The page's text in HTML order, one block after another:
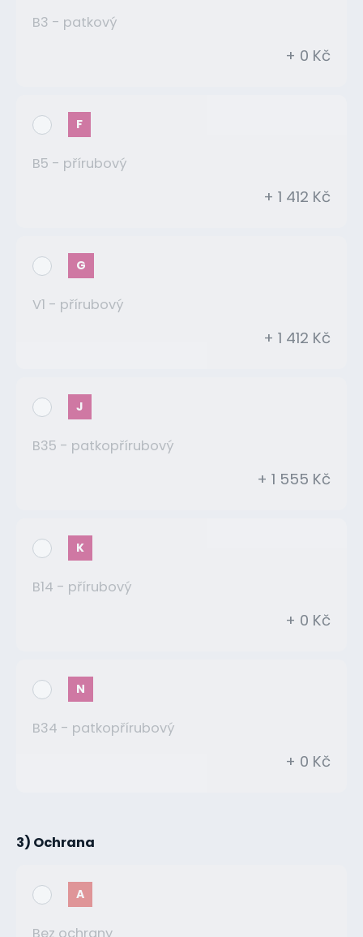
B3 - patkový
+ 0 Kč
F
B5 - přírubový
+ 1 412 Kč
G
V1 - přírubový
+ 1 412 Kč
J
B35 - patkopřírubový
+ 1 555 Kč
K
B14 - přírubový
+ 0 Kč
N
B34 - patkopřírubový
+ 0 Kč
3) Ochrana
A